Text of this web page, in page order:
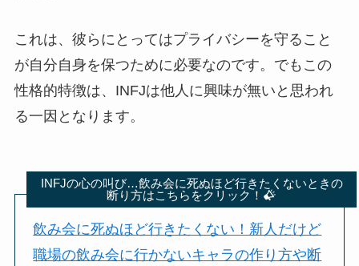
これは、彼らにとってはプライバシーを守ること
が自分自身を保つために必要なのです。でもこの
性格的特徴は、INFJは他人に興味が無いと思われ
る一因となります。
INFJの心の叫び…飲み会に死ぬほど行きたくないときの
断り方はこちらをクリック！
飲み会に死ぬほど行きたくない！新人だけど
職場の飲み会に行かないキャラの作り方や断